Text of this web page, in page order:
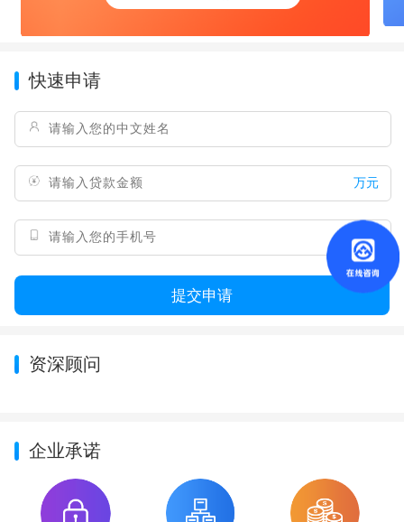
快速申请
万元
提交申请
资深顾问
企业承诺